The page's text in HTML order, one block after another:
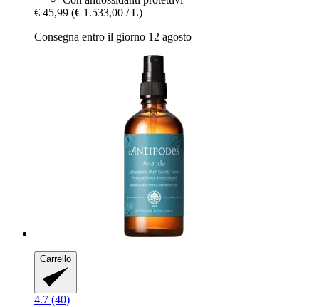
€ 45,99 (€ 1.533,00 / L)
Consegna entro il giorno 12 agosto
Carrello
4.7 (40)